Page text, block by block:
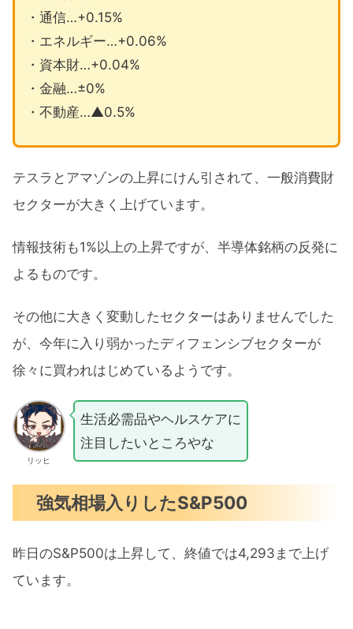
・通信…+0.15%
・エネルギー…+0.06%
・資本財…+0.04%
・金融…±0%
・不動産…▲0.5%
テスラとアマゾンの上昇にけん引されて、一般消費財
セクターが大きく上げています。
情報技術も1%以上の上昇ですが、半導体銘柄の反発に
よるものです。
その他に大きく変動したセクターはありませんでした
が、今年に入り弱かったディフェンシブセクターが
徐々に買われはじめているようです。
リッヒ
生活必需品やヘルスケアに
注目したいところやな
強気相場入りしたS&P500
昨日のS&P500は上昇して、終値では4,293まで上げ
ています。